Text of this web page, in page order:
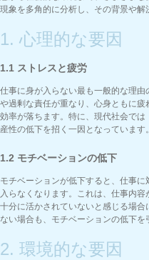
現象を多角的に分析し、その背景や解
1. 心理的な要因
1.1 ストレスと疲労
仕事に身が入らない最も一般的な理
や過剰な責任が重なり、心身ともに
効率が落ちます。特に、現代社会で
産性の低下を招く一因となっています。
1.2 モチベーションの低下
モチベーションが低下すると、仕事
入らなくなります。これは、仕事内
十分に活かされていないと感じる場
ない場合も、モチベーションの低下を
2. 環境的な要因